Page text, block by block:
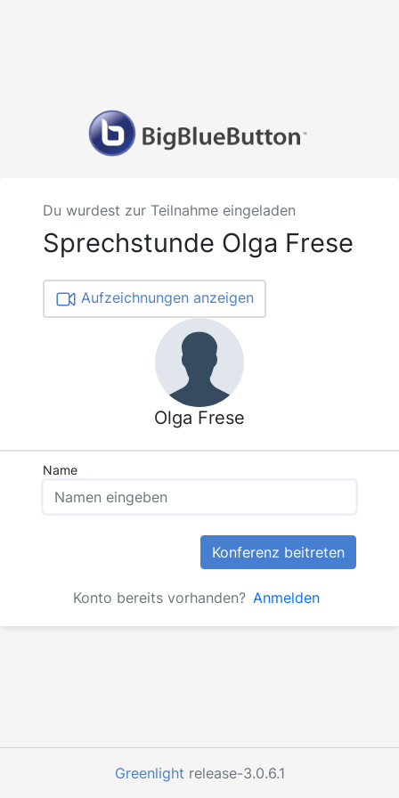
Du wurdest zur Teilnahme eingeladen
Sprechstunde Olga Frese
Aufzeichnungen anzeigen
Olga Frese
Name
Konferenz beitreten
Konto bereits vorhanden? Anmelden
Greenlight release-3.0.6.1